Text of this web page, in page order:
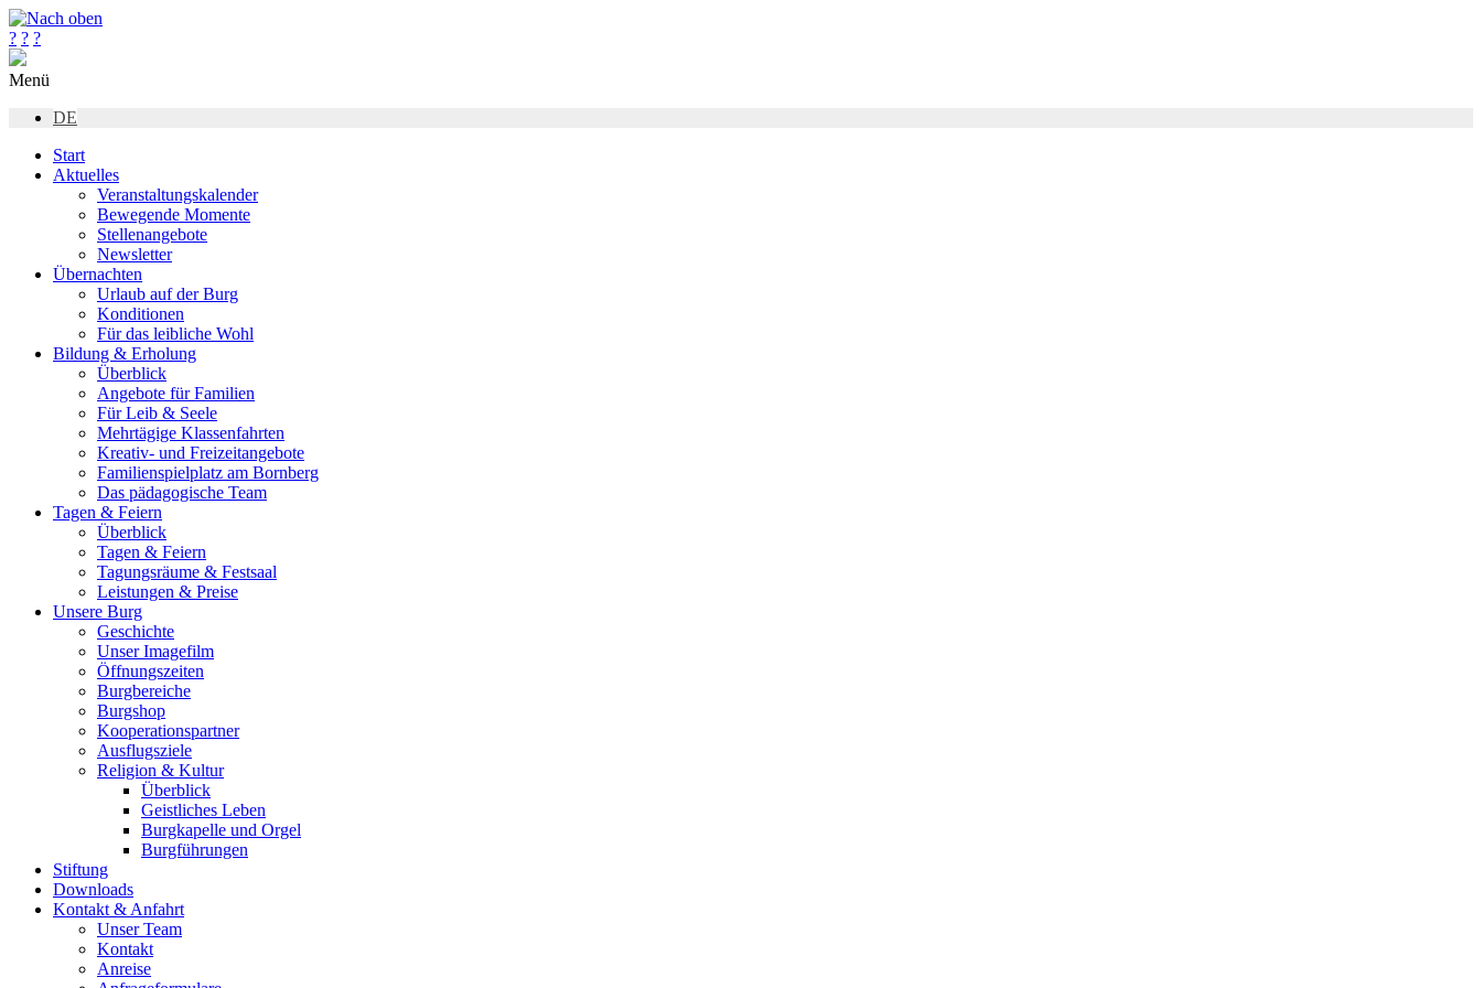
? ? ?
Menü
DE
Start
Aktuelles
Veranstaltungskalender
Bewegende Momente
Stellenangebote
Newsletter
Übernachten
Urlaub auf der Burg
Konditionen
Für das leibliche Wohl
Bildung & Erholung
Überblick
Angebote für Familien
Für Leib & Seele
Mehrtägige Klassenfahrten
Kreativ- und Freizeitangebote
Familienspielplatz am Bornberg
Das pädagogische Team
Tagen & Feiern
Überblick
Tagen & Feiern
Tagungsräume & Festsaal
Leistungen & Preise
Unsere Burg
Geschichte
Unser Imagefilm
Öffnungszeiten
Burgbereiche
Burgshop
Kooperationspartner
Ausflugsziele
Religion & Kultur
Überblick
Geistliches Leben
Burgkapelle und Orgel
Burgführungen
Stiftung
Downloads
Kontakt & Anfahrt
Unser Team
Kontakt
Anreise